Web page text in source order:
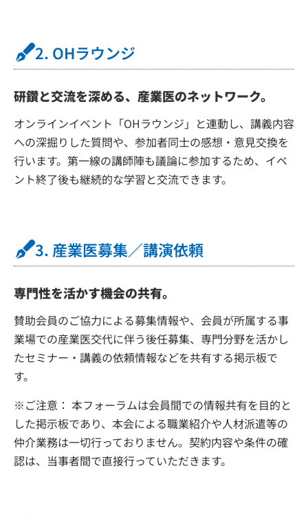
2. OHラウンジ
研鑽と交流を深める、産業医のネットワーク。
オンラインイベント「OHラウンジ」と連動し、講義内容
への深掘りした質問や、参加者同士の感想・意見交換を
行います。第一線の講師陣も議論に参加するため、イベ
ント終了後も継続的な学習と交流できます。
3. 産業医募集／講演依頼
専門性を活かす機会の共有。
賛助会員のご協力による募集情報や、会員が所属する事
業場での産業医交代に伴う後任募集、専門分野を活かし
たセミナー・講義の依頼情報などを共有する掲示板で
す。
※ご注意： 本フォーラムは会員間での情報共有を目的と
した掲示板であり、本会による職業紹介や人材派遣等の
仲介業務は一切行っておりません。契約内容や条件の確
認は、当事者間で直接行っていただきます。